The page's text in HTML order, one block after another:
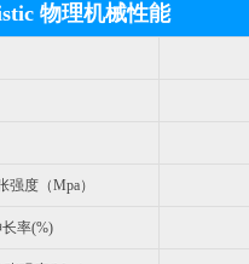
物理机械性能
强度（Mpa）
长率(%)